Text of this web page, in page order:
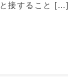
接すること […]